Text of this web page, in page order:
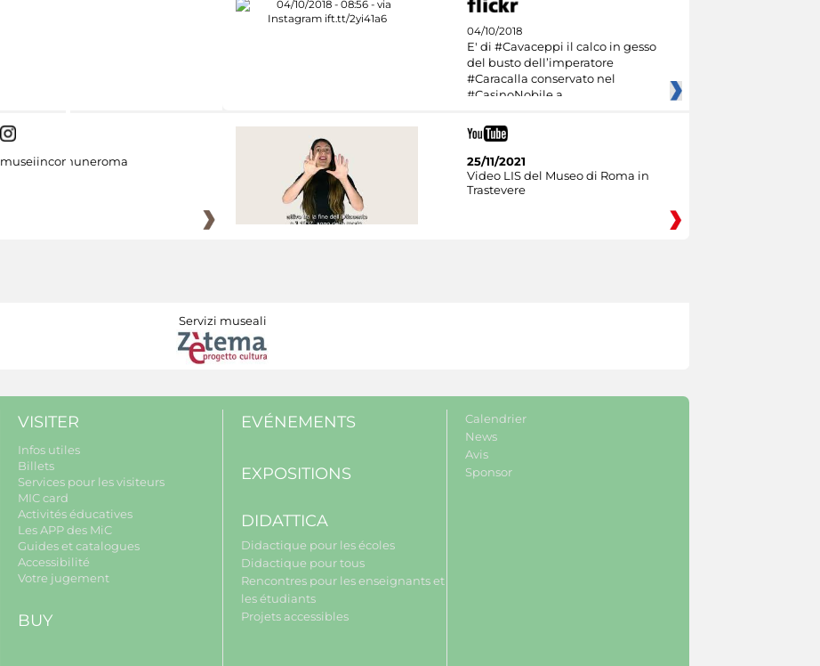
04/10/2018
E' di #Cavaceppi il calco in gesso
del busto dell’imperatore
#Caracalla conservato nel
#CasinoNobile a
museiincomuneroma
25/11/2021
Video LIS del Museo di Roma in
Trastevere
Servizi museali
VISITER
Infos utiles
Billets
Services pour les visiteurs
MIC card
Activités éducatives
Les APP des MiC
Guides et catalogues
Accessibilité
Votre jugement
BUY
EVÉNEMENTS
EXPOSITIONS
DIDATTICA
Didactique pour les écoles
Didactique pour tous
Rencontres pour les enseignants et
les étudiants
Projets accessibles
Calendrier
News
Avis
Sponsor